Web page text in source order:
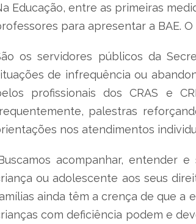
Educação, entre as primeiras
para apresentar a BAE.
os servidores públicos da
de infrequência ou
profissionais dos CRAS e
palestras
nos atendimentos
acompanhar, entender
ou adolescente aos seus
ainda têm a crença de que a
com deficiência podem e